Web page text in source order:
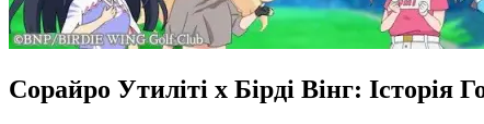
Сорайро Утиліті x Бірді Вінг: Історія